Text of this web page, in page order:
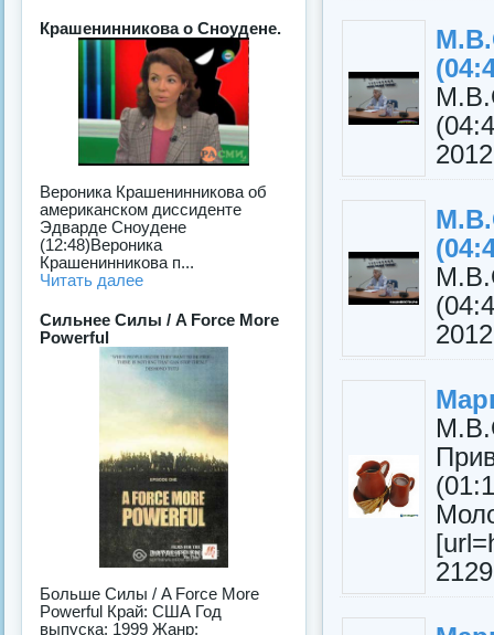
Крашенинникова о Сноудене.
Вероника Крашенинникова об
американском диссиденте
Эдварде Сноудене
(12:48)Вероника
Крашенинникова п...
Читать далее
Сильнее Силы / A Force More
Powerful
Больше Силы / A Force More
Powerful Край: США Год
выпуска: 1999 Жанр: